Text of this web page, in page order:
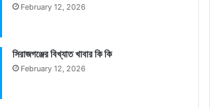
February 12, 2026
সিরাজগঞ্জের বিখ্যাত খাবার কি কি
February 12, 2026